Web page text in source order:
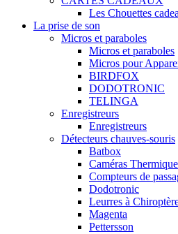
Les Chouettes
La prise de son
Micros et paraboles
Micros et paraboles
Micros pour
BIRDFOX
DODOTRONIC
TELINGA
Enregistreurs
Enregistreurs
Détecteurs chauves-souris
Batbox
Caméras
Compteurs de
Dodotronic
Leurres à
Magenta
Pettersson